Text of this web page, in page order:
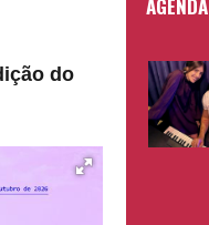
do
AGENDA